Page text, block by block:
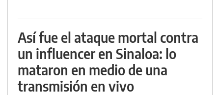
Así fue el ataque mortal contra
un influencer en Sinaloa: lo
mataron en medio de una
transmisión en vivo